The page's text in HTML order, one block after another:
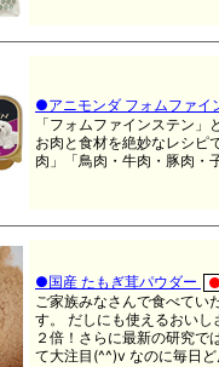
●アニモンダ フォムファイ
「フォムファインステン
お肉と食材を絶妙なレシピ
肉」「鳥肉・牛肉・豚肉・
●国産 たもぎ茸パウダー
ご家族みなさんで食べてい
す。 だしにも使えるおい
２倍！さらに最新の研究で
て大注目(^^)v なのに毎日